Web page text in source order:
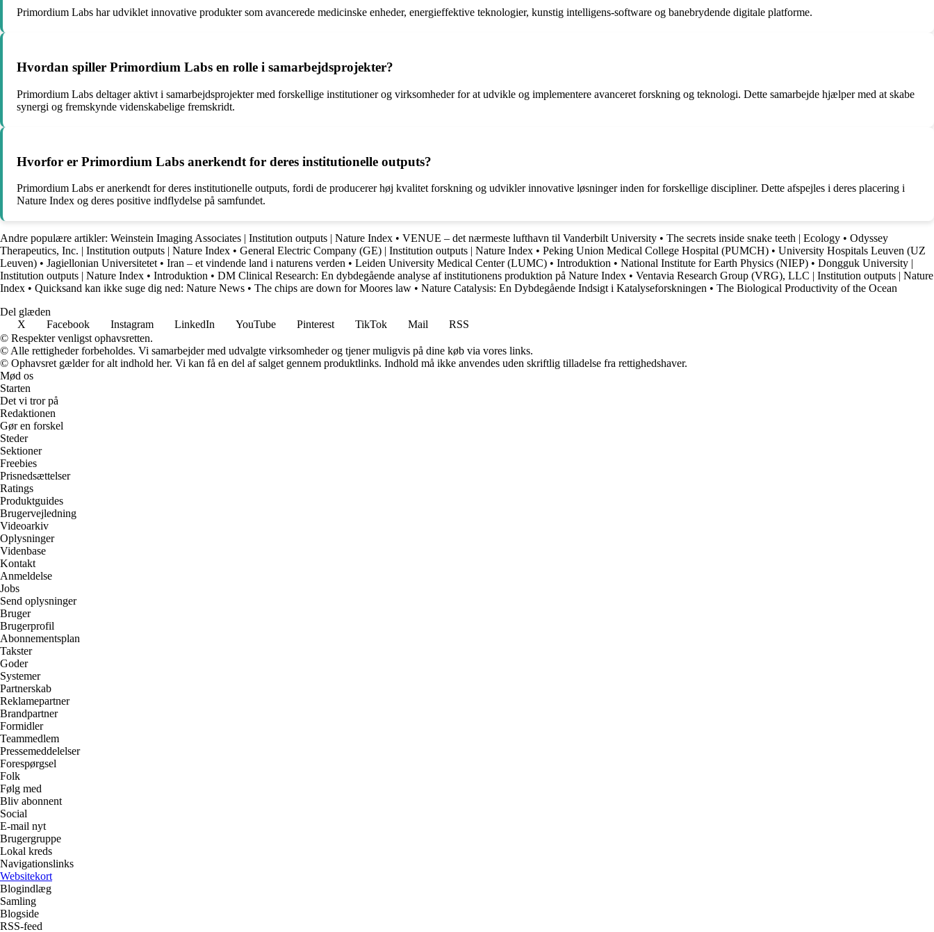
Primordium Labs har udviklet innovative produkter som avancerede medicinske enheder, energieffektive teknologier, kunstig intelligens-software og banebrydende digitale platforme.
Hvordan spiller Primordium Labs en rolle i samarbejdsprojekter?
Primordium Labs deltager aktivt i samarbejdsprojekter med forskellige institutioner og virksomheder for at udvikle og implementere avanceret forskning og teknologi. Dette samarbejde hjælper med at skabe
synergi og fremskynde videnskabelige fremskridt.
Hvorfor er Primordium Labs anerkendt for deres institutionelle outputs?
Primordium Labs er anerkendt for deres institutionelle outputs, fordi de producerer høj kvalitet forskning og udvikler innovative løsninger inden for forskellige discipliner. Dette afspejles i deres placering i
Nature Index og deres positive indflydelse på samfundet.
Andre populære artikler: Weinstein Imaging Associates | Institution outputs | Nature Index • VENUE – det nærmeste lufthavn til Vanderbilt University • The secrets inside snake teeth | Ecology • Odyssey
Therapeutics, Inc. | Institution outputs | Nature Index • General Electric Company (GE) | Institution outputs | Nature Index • Peking Union Medical College Hospital (PUMCH) • University Hospitals Leuven (UZ
Leuven) • Jagiellonian Universitetet • Iran – et vindende land i naturens verden • Leiden University Medical Center (LUMC) • Introduktion • National Institute for Earth Physics (NIEP) • Dongguk University |
Institution outputs | Nature Index • Introduktion • DM Clinical Research: En dybdegående analyse af institutionens produktion på Nature Index • Ventavia Research Group (VRG), LLC | Institution outputs | Nature
Index • Quicksand kan ikke suge dig ned: Nature News • The chips are down for Moores law • Nature Catalysis: En Dybdegående Indsigt i Katalyseforskningen • The Biological Productivity of the Ocean
Del glæden
X
Facebook Instagram LinkedIn YouTube Pinterest TikTok Mail
RSS
© Respekter venligst ophavsretten.
© Alle rettigheder forbeholdes. Vi samarbejder med udvalgte virksomheder og tjener muligvis på dine køb via vores links.
© Ophavsret gælder for alt indhold her. Vi kan få en del af salget gennem produktlinks. Indhold må ikke anvendes uden skriftlig tilladelse fra rettighedshaver.
Mød os
Starten
Det vi tror på
Redaktionen
Gør en forskel
Steder
Sektioner
Freebies
Prisnedsættelser
Ratings
Produktguides
Brugervejledning
Videoarkiv
Oplysninger
Videnbase
Kontakt
Anmeldelse
Jobs
Send oplysninger
Bruger
Brugerprofil
Abonnementsplan
Takster
Goder
Systemer
Partnerskab
Reklamepartner
Brandpartner
Formidler
Teammedlem
Pressemeddelelser
Forespørgsel
Folk
Følg med
Bliv abonnent
Social
E-mail nyt
Brugergruppe
Lokal kreds
Navigationslinks
Websitekort
Blogindlæg
Samling
Blogside
RSS-feed